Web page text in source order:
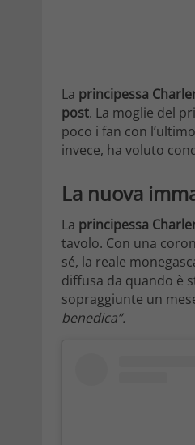
La principessa
post. La moglie del
poco i fan con
invece, ha voluto
La nuova
La principessa
tavolo. Con una
sé, la reale
diffusa da quando è
sopraggiunte un
benedica”.